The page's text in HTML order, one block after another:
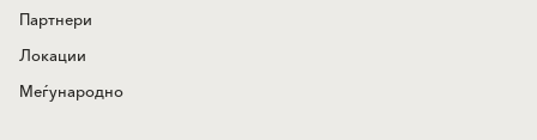
Партнери
Локации
Меѓународно